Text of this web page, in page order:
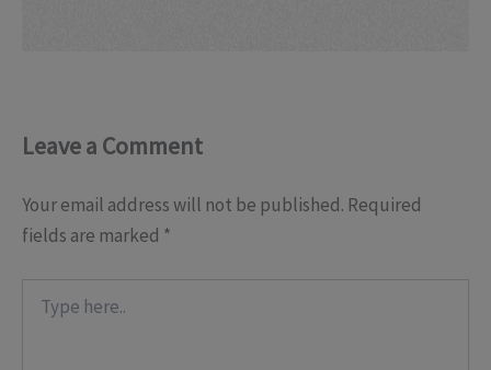
Leave a Comment
Your email address will not be published. Required
fields are marked *
here..